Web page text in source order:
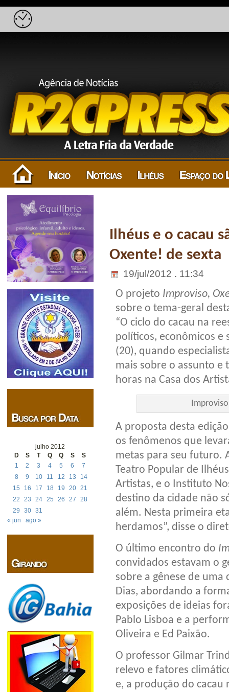
julho 2012
D
S T Q Q S
S
1
2 3 4 5 6
7
8
9 10 11 12 13
14
15
16 17 18 19 20 21
22
23 24 25 26 27
28
29
30 31
« jun
ago »
Ilhéus e o cacau
Oxente! de sexta
19/jul/2012 . 11:34
O projeto Improviso,
sobre o tema-geral
“O ciclo do cacau na
políticos, econômicos e
(20), quando
mais sobre o assunto e
horas na Casa dos
A proposta desta
os fenômenos que
metas para seu futuro.
Teatro Popular de
Artistas, e o Instituto
destino da cidade não
além. Nesta primeira
herdamos”, disse o
O último encontro do
convidados estavam o
sobre a gênese de
Dias, abordando a
exposições de ideias
Pablo Lisboa e a
Oliveira e Ed Paixão.
O professor Gilmar
relevo e fatores
e, a produção do cacau